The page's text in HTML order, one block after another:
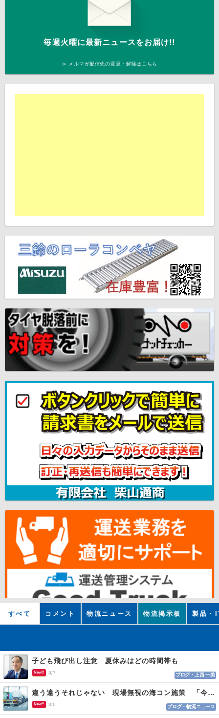
毎週火曜に最新ニュースをお届け!!
≫ メルマガ配信先の変更・解除はこちら
すべて コメント 物流ニュース 物流掲示板 製品・
子ども飛び出し注意 夏休みはどの時間帯も
New!! 8/7 ブログ・上西 一美
違う違うそれじゃない 現場無視の海コン施策 「今でも平均２～３時間は待つ」
New!! 8/6 ブログ・物流ニュース